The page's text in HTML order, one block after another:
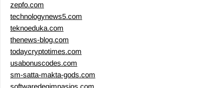
zepfo.com
technologynews5.com
teknoeduka.com
thenews-blog.com
todaycryptotimes.com
usabonuscodes.com
sm-satta-makta-gods.com
softwaredegimnasios.com